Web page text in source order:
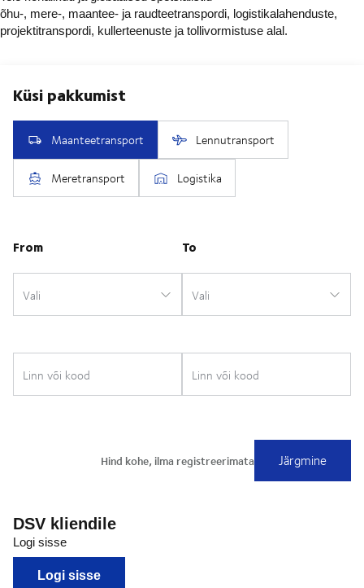
õhu-, mere-, maantee- ja raudteetranspordi, logistikalahenduste,
projektitranspordi, kullerteenuste ja tollivormistuse alal.
DSV kliendile
Logi sisse
Logi sisse